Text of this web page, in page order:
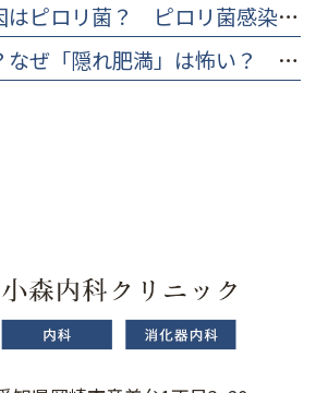
胃がんの主な原因はピロリ菌？ ピロリ菌感染のリスクと早期発見の大切さ
痩せ型でも危険？なぜ「隠れ肥満」は怖い？ 見分け方とチェックリスト